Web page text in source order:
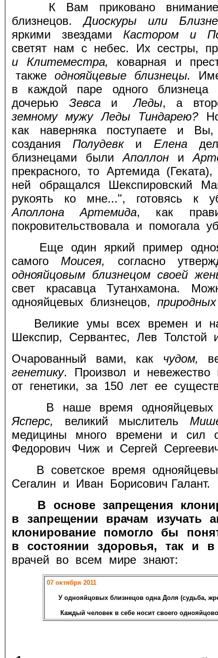
К Вам приковано внимание
близнецов.Диоскуры или
яркими звездами Кастором и
светят нам с небес. Их сестры,
и Клитеместра,
коварная
и
также однояйцевые близнецы.
в каждой паре одного близнеца
дочерью Зевса иЛеды, а
земному мужу Леды Тиндарею?
как наверняка поступаете и
создания Полудевк и Елена
близнецами былиАполлони
прекрасного, то Артемида
ней обращался Шекспировский
рукоять ко мне...", готовясь к
Аполлона Артемида, как
покровительствовала и помогала
Еще один яркий пример
самого Моисея, согласно
однояйцовым близнецом своей
свет красавца Тутанхамона.
однояйцевых близнецов,
Великие умы всех времен и
Шекспир, Сервантес, Лев Толстой
Очарованный вами, как чудом,
генетику. Произвол и невежество
от генетики, за 150 лет ее
В наше время однояйцевых
Ясперс,
великий мыслитель
медицины много времени и сил
Федорович Чиж и Сергей
В советское время
Сегалин и Иван Борисович
В основе запрещения
в запрещении врачам изучать
клонирование помогло бы
в состоянии здоровья, так и
врачей во всем мире знают:
07 октября 2011
У однояйцовых близнецов одна Доля (судьба,
Каждый человек в себе носит своего